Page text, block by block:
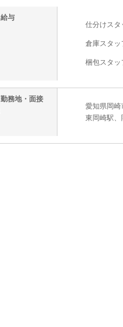
給与
仕分けスタ
倉庫スタッ
梱包スタッ
勤務地・面接
愛知県岡
東岡崎駅、